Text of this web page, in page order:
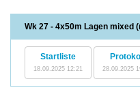
Wk 27 - 4x50m Lagen mixed
Startliste
18.09.2025 12:21
Protokoll
28.09.2025